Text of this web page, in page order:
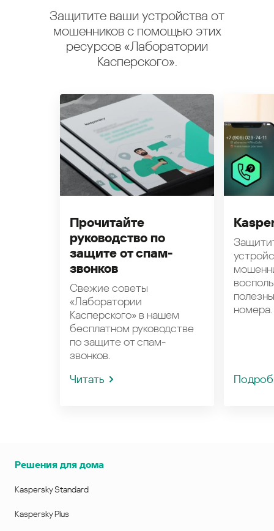
Защитите ваши устройства от
мошенников с помощью этих
ресурсов «Лаборатории
Касперского».
Прочитайте
руководство по
защите от спам-
звонков
Свежие советы
«Лаборатории
Касперского» в нашем
бесплатном руководстве
по защите от спам-
звонков.
Читать
номера.
Решения для дома
Kaspersky Standard
Kaspersky Plus